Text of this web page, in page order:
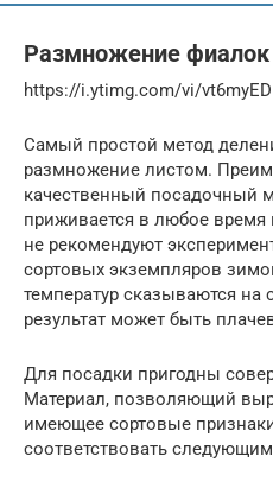
Размножение фиалок
https://i.ytimg.com/vi/
Самый простой метод
размножение листом.
качественный посадочный
приживается в любое
не рекомендуют
сортовых экземпляров
температур сказываются
результат может быть
Для посадки пригодны
Материал, позволяющий
имеющее сортовые
соответствовать